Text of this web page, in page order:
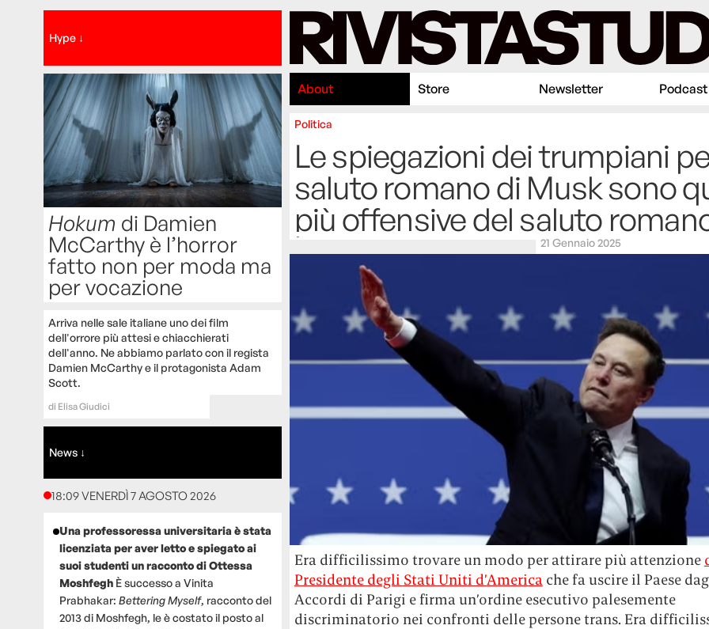
Hype ↓
Hokum di Damien
McCarthy è l’horror
fatto non per moda ma
per vocazione
Arriva nelle sale italiane uno dei film
dell'orrore più attesi e chiacchierati
dell'anno. Ne abbiamo parlato con il regista
Damien McCarthy e il protagonista Adam
Scott.
di Elisa Giudici
News ↓
18:09 VENERDÌ 7 AGOSTO 2026
Una professoressa universitaria è stata
licenziata per aver letto e spiegato ai
suoi studenti un racconto di Ottessa
Moshfegh È successo a Vinita
Prabhakar: Bettering Myself, racconto del
2013 di Moshfegh, le è costato il posto al
About Store Newsletter Podcast
Politica
Le spiegazioni dei trumpiani
saluto romano di Musk sono
più offensive del saluto
21 Gennaio 2025
Era difficilissimo trovare un modo per attirare più attenzione
Presidente degli Stati Uniti d’Americache fa uscire il Paese
Accordi di Parigi e firma un’ordine esecutivo palesemente
discriminatorio nei confronti delle persone trans. Era